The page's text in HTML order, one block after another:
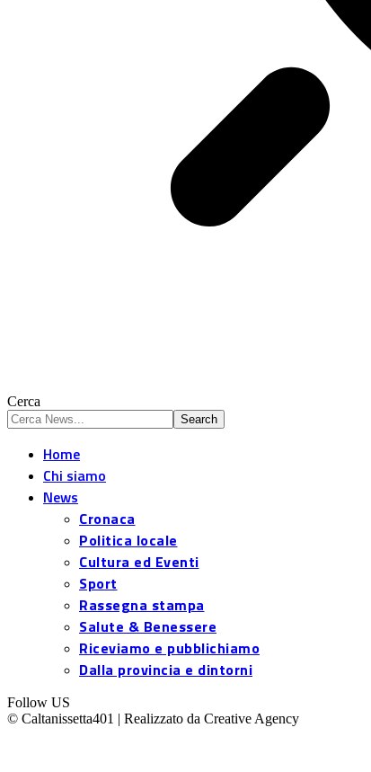
Cerca
Home
Chi siamo
News
Cronaca
Politica locale
Cultura ed Eventi
Sport
Rassegna stampa
Salute & Benessere
Riceviamo e pubblichiamo
Dalla provincia e dintorni
Follow US
© Caltanissetta401 | Realizzato da Creative Agency